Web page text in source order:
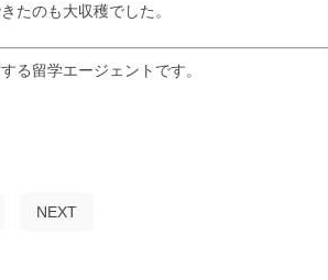
たのも大収穫でした。
る留学エージェントです。
NEXT